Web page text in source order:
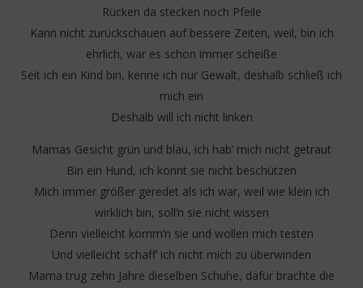
Rücken da stecken noch Pfeile
Kann nicht zurückschauen auf bessere Zeiten, weil, bin ich
ehrlich, war es schon immer scheiße
Seit ich ein Kind bin, kenne ich nur Gewalt, deshalb schließ ich
mich ein
Deshalb will ich nicht linken
Mamas Gesicht grün und blau, ich hab’ mich nicht getraut
Bin ein Hund, ich konnt sie nicht beschützen
Mich immer größer geredet als ich war, weil wie klein ich
wirklich bin, soll’n sie nicht wissen
Denn vielleicht komm’n sie und wollen mich testen
Und vielleicht schaff’ ich nicht mich zu überwinden
Mama trug zehn Jahre dieselben Schuhe, dafür brachte die